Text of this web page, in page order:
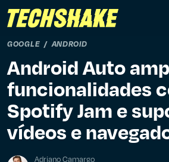
GOOGLE ANDROID
Android Auto
funcionalidades
Spotify Jam e
vídeos e
Adriano Camargo